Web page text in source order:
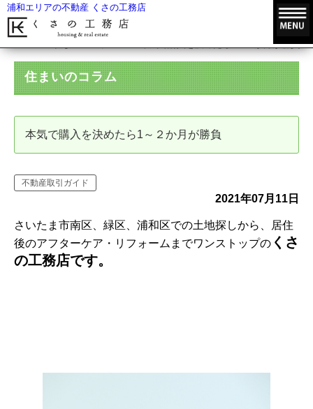
浦和エリアの不動産 くさの工務店
本気で購入を決めたら1～２か月が勝負
住まいのコラム
本気で購入を決めたら1～２か月が勝負
不動産取引ガイド
2021年07月11日
さいたま市南区、緑区、浦和区での土地探しから、居住
後のアフターケア・リフォームまでワンストップの くさ
の工務店です。